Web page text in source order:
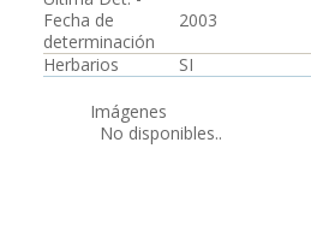
Fecha de
determinación
2003
Herbarios
SI
Imágenes
No disponibles..